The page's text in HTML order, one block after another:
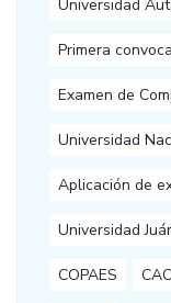
Universidad
Primera
Examen de
Universidad
Aplicación de
Universidad
COPAES